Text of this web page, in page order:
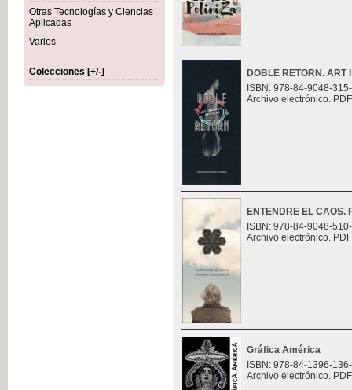
Otras Tecnologías y Ciencias
Aplicadas
Varios
Colecciones [+/-]
DOBLE RETORN. ART
ISBN: 978-84-9048-
Archivo electrónico.
ENTENDRE EL
ISBN: 978-84-9048-
Archivo electrónico.
Gráfica América
ISBN: 978-84-1396-
Archivo electrónico.